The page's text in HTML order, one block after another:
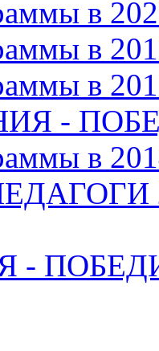
в
в
в
-
в